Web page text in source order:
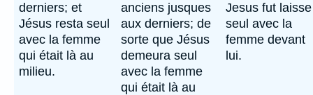
derniers; et
Jésus resta seul
avec la femme
qui était là au
milieu.
anciens jusques
aux derniers; de
sorte que Jésus
demeura seul
avec la femme
qui était là au
Jesus fut laisse
seul avec la
femme devant
lui.